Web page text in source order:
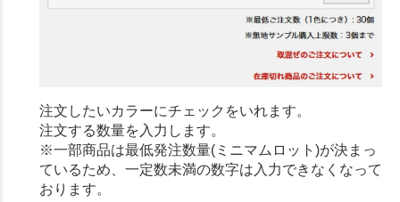
注文したいカラーにチェックをいれます。
注文する数量を入力します。
※一部商品は最低発注数量(ミニマムロット)が決まっ
ているため、一定数未満の数字は入力できなくなって
おります。